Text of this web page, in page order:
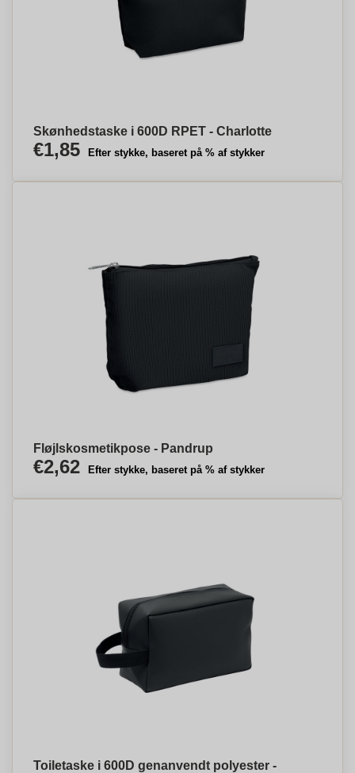
Skønhedstaske i 600D RPET - Charlotte
€1,85 Efter stykke, baseret på % af stykker
Fløjlskosmetikpose - Pandrup
€2,62 Efter stykke, baseret på % af stykker
Toiletaske i 600D genanvendt polyester -